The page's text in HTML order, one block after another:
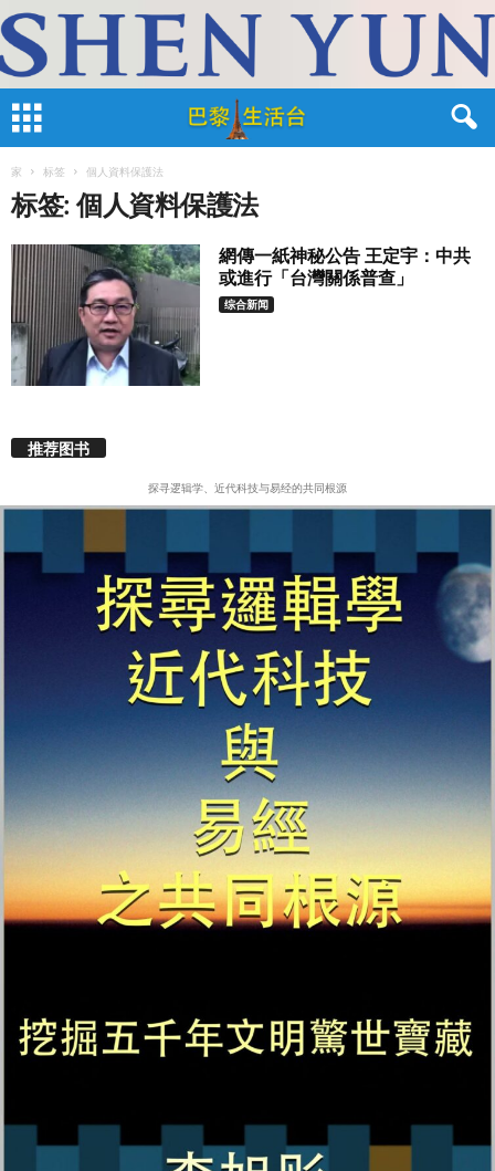
家 标签 個人資料保護法
标签: 個人資料保護法
網傳一紙神秘公告 王定宇：中共
或進行「台灣關係普查」
综合新闻
推荐图书
探寻逻辑学、近代科技与易经的共同根源